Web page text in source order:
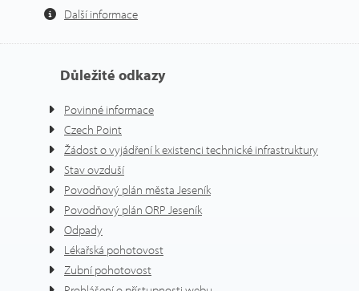
Další informace
Důležité odkazy
Povinné informace
Czech Point
Žádost o vyjádření k existenci technické infrastruktury
Stav ovzduší
Povodňový plán města Jeseník
Povodňový plán ORP Jeseník
Odpady
Lékařská pohotovost
Zubní pohotovost